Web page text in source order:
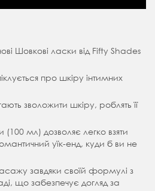
Шовкові ласки від Fifty Shades
про шкіру інтимних
зволожити шкіру, роблять її
мл) дозволяє легко взяти
уїк-енд, куди б ви не
завдяки своїй формулі з
що забезпечує догляд за